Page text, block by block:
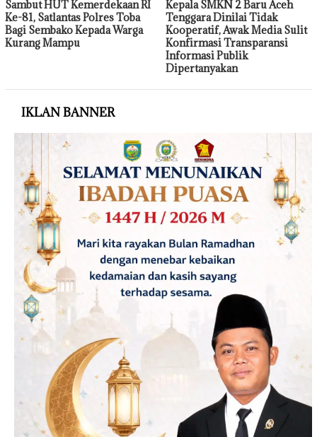
Sambut HUT Kemerdekaan RI
Ke-81, Satlantas Polres Toba
Bagi Sembako Kepada Warga
Kurang Mampu
Kepala SMKN 2 Baru Aceh
Tenggara Dinilai Tidak
Kooperatif, Awak Media Sulit
Konfirmasi Transparansi
Informasi Publik
Dipertanyakan
IKLAN BANNER